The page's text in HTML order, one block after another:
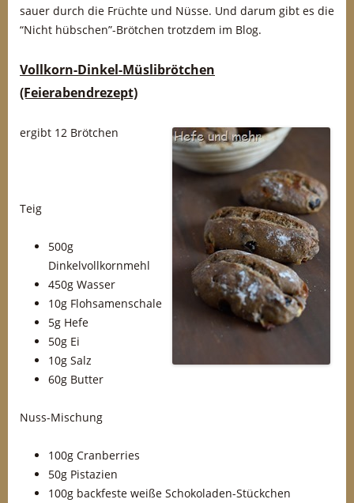
sauer durch die Früchte und Nüsse. Und darum gibt es die
“Nicht hübschen”-Brötchen trotzdem im Blog.
Vollkorn-Dinkel-Müslibrötchen
(Feierabendrezept)
ergibt 12 Brötchen
Teig
500g
Dinkelvollkornmehl
450g Wasser
10g Flohsamenschale
5g Hefe
50g Ei
10g Salz
60g Butter
Nuss-Mischung
100g Cranberries
50g Pistazien
100g backfeste weiße Schokoladen-Stückchen